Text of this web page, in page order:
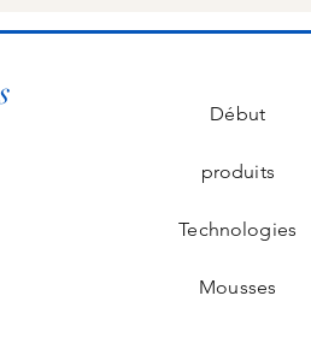
Début
produits
Technologies
Mousses